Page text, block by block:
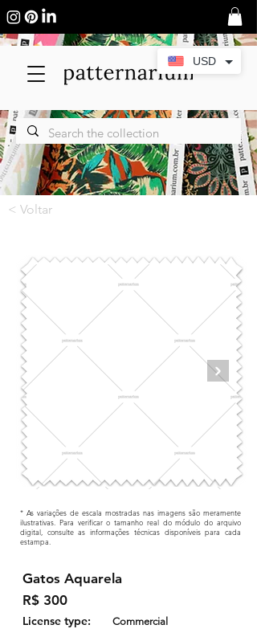
< Voltar
* As variações de escala mostradas nas imagens são meramente
ilustrativas. Para verificar o tamanho real do módulo do arquivo
digital, consulte as informações técnicas disponíveis para cada
estampa.
Gatos Aquarela
R$ 300
License type: Commercial
USD